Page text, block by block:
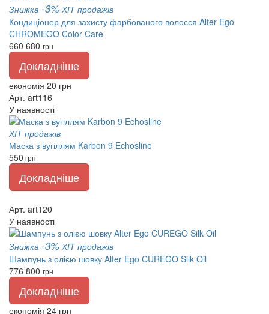
Знижка -3% ХІТ продажів
Кондиціонер для захисту фарбованого волосся Alter Ego
CHROMEGO Color Care
660 680 грн
Докладніше
економія 20 грн
Арт. art116
У наявності
ХІТ продажів
Маска з вугіллям Karbon 9 Echosline
550 грн
Докладніше
Арт. art120
У наявності
Знижка -3% ХІТ продажів
Шампунь з олією шовку Alter Ego CUREGO Silk Oil
776 800 грн
Докладніше
економія 24 грн